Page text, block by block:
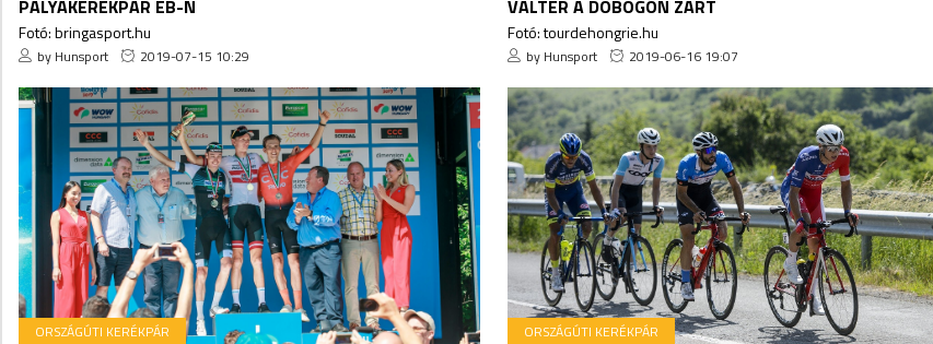
PÁLYAKERÉKPÁR EB-N
Fotó: bringasport.hu
by Hunsport 2019-07-15 10:29
VALTER A DOBOGÓN ZÁRT
Fotó: tourdehongrie.hu
by Hunsport 2019-06-16 19:07
ORSZÁGÚTI KERÉKPÁR ORSZÁGÚTI KERÉKPÁR